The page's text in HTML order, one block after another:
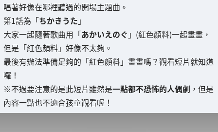
唱著好像在哪裡聽過的開場主題曲。
第1話為「ちかきうた 」
大家一起隨著歌曲用「あかいえのぐ 」(紅色顏料)一起畫畫，
但是「紅色顏料」好像不太夠。
最後有辦法準備足夠的「紅色顏料」畫畫嗎？觀看短片就知道
囉！
※不過要注意的是此短片雖然是一點都不恐怖的人偶劇 ，但是
內容一點也不適合孩童觀看喔！